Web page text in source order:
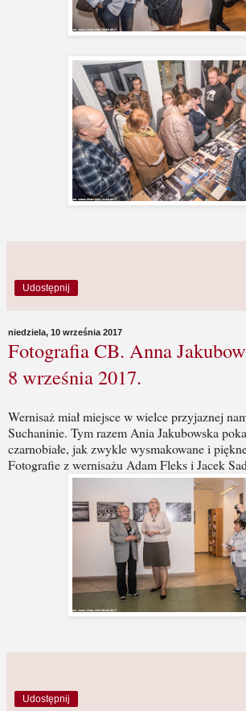
Udostępnij
niedziela, 10 września 2017
Fotografia CB. Anna
8 września 2017.
Wernisaż miał miejsce w wielce przyjaznej
Suchaninie. Tym razem Ania Jakubowska
czarnobiałe, jak zwykle wysmakowane i
Fotografie z wernisażu Adam Fleks i Jacek
Udostępnij